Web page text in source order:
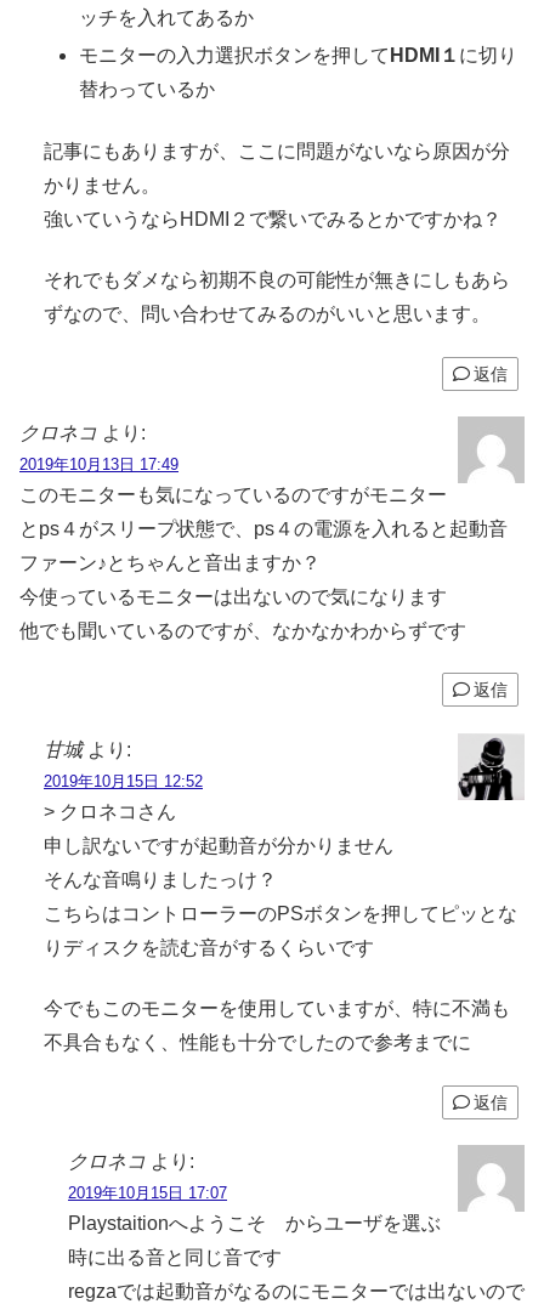
ッチを入れてあるか
モニターの入力選択ボタンを押して HDMI１ に切り
替わっているか
記事にもありますが、ここに問題がないなら原因が分
かりません。
強いていうならHDMI２で繋いでみるとかですかね？
それでもダメなら初期不良の可能性が無きにしもあら
ずなので、問い合わせてみるのがいいと思います。
返信
クロネコ より:
2019年10月13日 17:49
このモニターも気になっているのですがモニター
とps４がスリープ状態で、ps４の電源を入れると起動音
ファーン♪とちゃんと音出ますか？
今使っているモニターは出ないので気になります
他でも聞いているのですが、なかなかわからずです
返信
甘城 より:
2019年10月15日 12:52
> クロネコさん
申し訳ないですが起動音が分かりません
そんな音鳴りましたっけ？
こちらはコントローラーのPSボタンを押してピッとな
りディスクを読む音がするくらいです
今でもこのモニターを使用していますが、特に不満も
不具合もなく、性能も十分でしたので参考までに
返信
クロネコ より:
2019年10月15日 17:07
Playstaitionへようこそ からユーザを選ぶ
時に出る音と同じ音です
regzaでは起動音がなるのにモニターでは出ないので